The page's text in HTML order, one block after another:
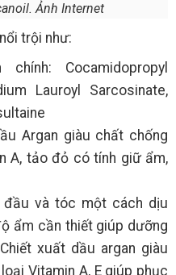
Ảnh Internet
trội như:
Cocamidopropyl
Lauroyl Sarcosinate,
Argan giàu chất chống
A, tảo đỏ có tính giữ ẩm,
đầu và tóc một cách dịu
ẩm cần thiết giúp dưỡng
xuất dầu argan giàu
Vitamin A, E giúp phục